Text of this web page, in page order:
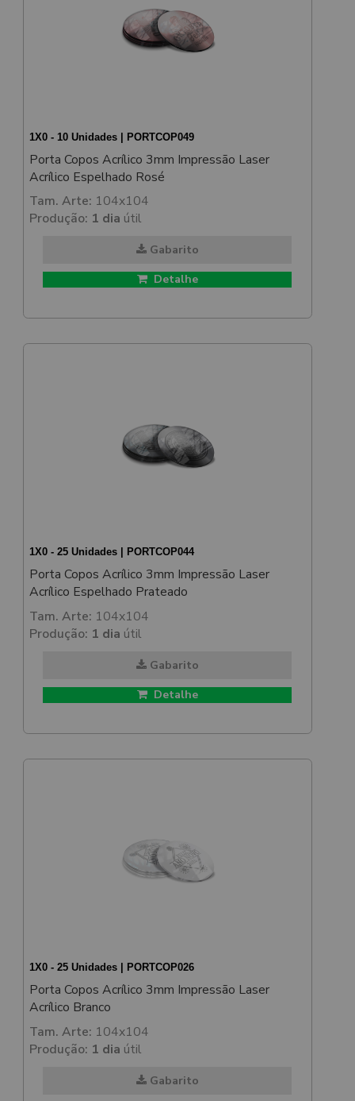
1X0 - 10 Unidades | PORTCOP049
Porta Copos Acrílico 3mm Impressão Laser
Acrílico Espelhado Rosé
Tam. Arte: 104x104
Produção: 1 dia útil
Gabarito
Detalhe
1X0 - 25 Unidades | PORTCOP044
Porta Copos Acrílico 3mm Impressão Laser
Acrílico Espelhado Prateado
Tam. Arte: 104x104
Produção: 1 dia útil
Gabarito
Detalhe
1X0 - 25 Unidades | PORTCOP026
Porta Copos Acrílico 3mm Impressão Laser
Acrílico Branco
Tam. Arte: 104x104
Produção: 1 dia útil
Gabarito